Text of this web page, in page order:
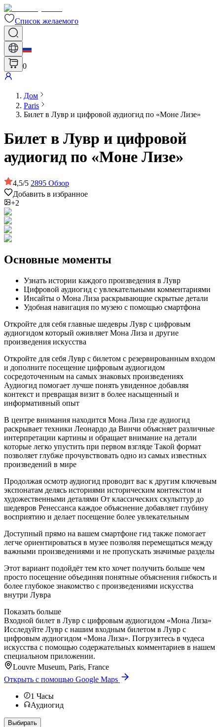
Список желаемого
0
Дом
Paris
Билет в Лувр и цифровой аудиогид по «Моне Лизе»
Билет в Лувр и цифровой
аудиогид по «Моне Лизе»
4,5/5 2895 Обзор
Добавить в избранное
+2
Основные моменты
Узнать истории каждого произведения в Лувр
Цифровой аудиогид с увлекательными комментариями
Инсайты о Мона Лиза раскрывающие скрытые детали
Удобная навигация по музею с помощью смартфона
Откройте для себя главные шедевры Лувр с цифровым
аудиогидом который оживляет Мона Лиза и другие
произведения искусства
Откройте для себя Лувр с билетом с резервированным входом
и дополните посещение цифровым аудиогидом
сосредоточенным на самых знаковых произведениях
Аудиогид помогает лучше понять увиденное добавляя
контекст и превращая визит в более насыщенный и
информативный опыт
В центре внимания находится Мона Лиза где аудиогид
раскрывает техники Леонардо да Винчи объясняет различные
интерпретации картины и обращает внимание на детали
которые легко упустить при первом взгляде Такой формат
позволяет глубже прочувствовать одно из самых известных
произведений в мире
Продолжая осмотр аудиогид проводит вас к другим ключевым
экспонатам делясь историями историческим контекстом и
художественными деталями От классических скульптур до
шедевров Ренессанса каждое объяснение добавляет глубину
восприятию и делает посещение более увлекательным
Доступный прямо на вашем смартфоне гид также помогает
легче ориентироваться в музее позволяя перемещаться между
важными произведениями и не пропускать значимые разделы
Этот вариант подойдёт тем кто хочет получить больше чем
просто посещение объединяя понятные объяснения гибкость и
более глубокое знакомство с произведениями искусства
внутри Лувра
Показать больше
Входной билет в Лувр с цифровым аудиогидом «Мона Лиза»
Исследуйте Лувр с нашим входным билетом в Лувр с
цифровым аудиогидом «Мона Лиза». Погрузитесь в чудеса
искусства с помощью содержательных комментариев в нашем
специальном приложении.
Louvre Museum, Paris, France
Открыть с помощью Google Maps
1 Часы
Аудиогид
Выбирать